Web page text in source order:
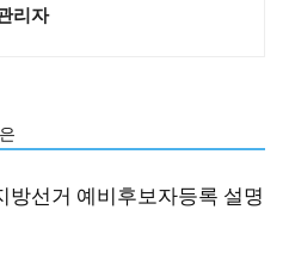
리자
방선거 예비후보자등록 설명